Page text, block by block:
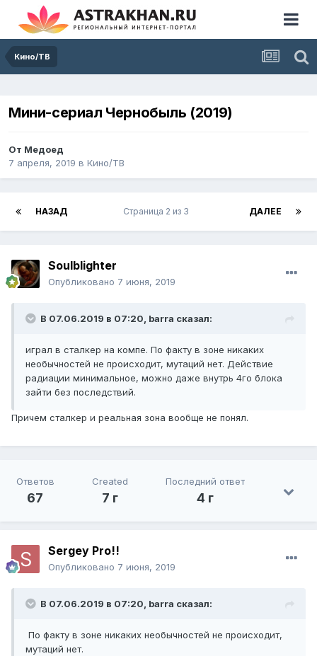
Кино/ТВ
Мини-сериал Чернобыль (2019)
От Медоед
7 апреля, 2019 в Кино/ТВ
НАЗАД ДАЛЕЕ
Страница 2 из 3
Soulblighter
Опубликовано 7 июня, 2019
В 07.06.2019 в 07:20, barra сказал:
играл в сталкер на компе. По факту в зоне никаких
необычностей не происходит, мутаций нет. Действие
радиации минимальное, можно даже внутрь 4го блока
зайти без последствий.
Причем сталкер и реальная зона вообще не понял.
Ответов
67
Created
7 г
Последний ответ
4 г
Sergey Pro!!
Опубликовано 7 июня, 2019
В 07.06.2019 в 07:20, barra сказал:
По факту в зоне никаких необычностей не происходит,
мутаций нет.